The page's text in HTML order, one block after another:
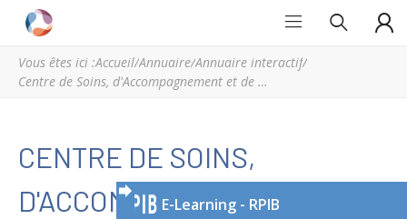
Est
Addictions
régional
de
en
addictologie
du
E-Learning - RPIB
Vous êtes ici :Accueil/Annuaire/Annuaire interactif/
Centre de Soins, d'Accompagnement et de Prévention en Addictologie - Consultation avancée de Metz
CENTRE DE SOINS,
D'ACCOMPAGNEMENT ET DE